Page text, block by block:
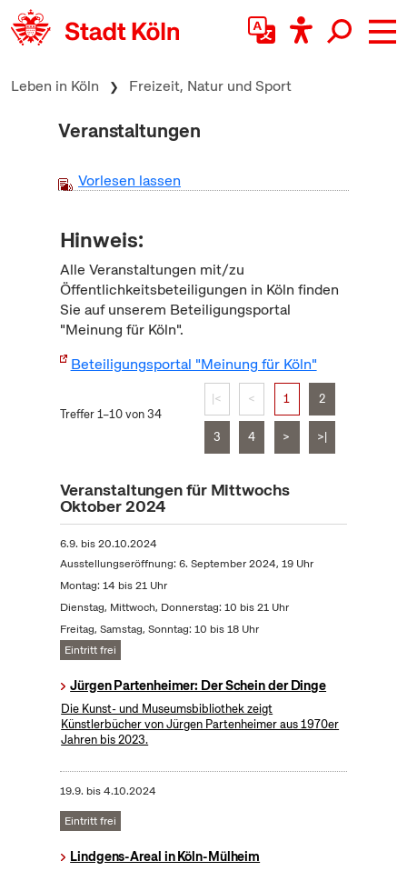
zum Inhalt springen
Leben in Köln Freizeit, Natur und Sport
Veranstaltungen
Vorlesen lassen
Hinweis:
Alle Veranstaltungen mit/zu
Öffentlichkeitsbeteiligungen in Köln finden
Sie auf unserem Beteiligungsportal
"Meinung für Köln".
Beteiligungsportal "Meinung für Köln"
Treffer 1–10 von 34
|< < 1 2
3 4 > >|
Veranstaltungen für Mittwochs
Oktober 2024
6.9. bis20.10.2024
Ausstellungseröffnung: 6. September 2024, 19 Uhr
Montag: 14 bis 21 Uhr
Dienstag, Mittwoch, Donnerstag: 10 bis 21 Uhr
Freitag, Samstag, Sonntag: 10 bis 18 Uhr
Eintritt frei
Jürgen Partenheimer: Der Schein der Dinge
Die Kunst- und Museumsbibliothek zeigt
Künstlerbücher von Jürgen Partenheimer aus 1970er
Jahren bis 2023.
19.9. bis4.10.2024
Eintritt frei
Lindgens-Areal in Köln-Mülheim